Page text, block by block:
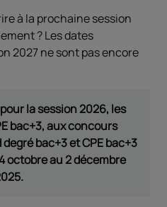
à la prochaine session
? Les dates
2027 ne sont pas encore
la session 2026, les
bac+3, aux concours
bac+3 et CPE bac+3
octobre au 2 décembre